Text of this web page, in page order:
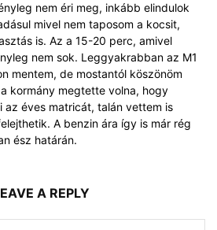
nem éri meg, inkább elindulok
mivel nem taposom a kocsit,
is. Az a 15-20 perc, amivel
nem sok. Leggyakrabban az M1
mentem, de mostantól köszönöm
kormány megtette volna, hogy
az éves matricát, talán vettem is
A benzin ára így is már rég
ész határán.
A REPLY